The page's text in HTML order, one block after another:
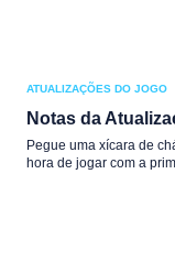
ATUALIZAÇÕES DO JOGO
Notas da
Pegue uma xícara de
hora de jogar com a